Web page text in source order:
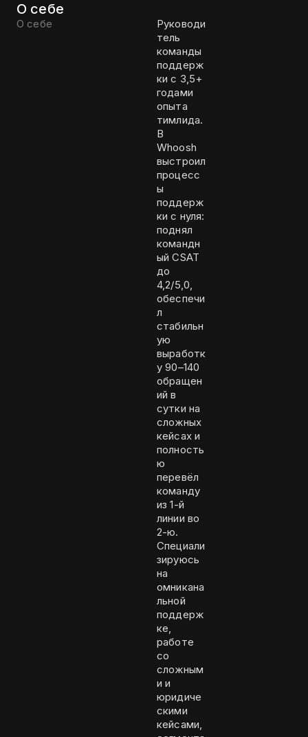
О себе
О себе
Руководи
тель
команды
поддерж
ки с 3,5+
годами
опыта
тимлида.
В
Whoosh
выстроил
процесс
ы
поддерж
ки с нуля:
поднял
командн
ый CSAT
до
4,2/5,0,
обеспечи
л
стабильн
ую
выработк
у 90–140
обращен
ий в
сутки на
сложных
кейсах и
полность
ю
перевёл
команду
из 1-й
линии во
2-ю.
Специали
зируюсь
на
омникана
льной
поддерж
ке,
работе
со
сложным
и и
юридиче
скими
кейсами,